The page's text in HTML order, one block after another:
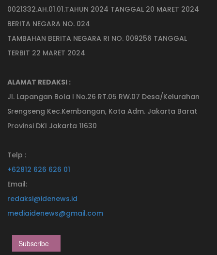
0021332.AH.01.01.TAHUN 2024 TANGGAL 20 MARET 2024
BERITA NEGARA NO. 024
TAMBAHAN BERITA NEGARA RI NO. 009256 TANGGAL
TERBIT 22 MARET 2024
ALAMAT REDAKSI :
Jl. Lapangan Bola I No.26 RT.05 RW.07 Desa/Kelurahan
Srengseng Kec.Kembangan, Kota Adm. Jakarta Barat
Provinsi DKI Jakarta 11630
Telp :
+62812 626 626 01
Email:
redaksi@idenews.id
mediaidenews@gmail.com
Subscribe